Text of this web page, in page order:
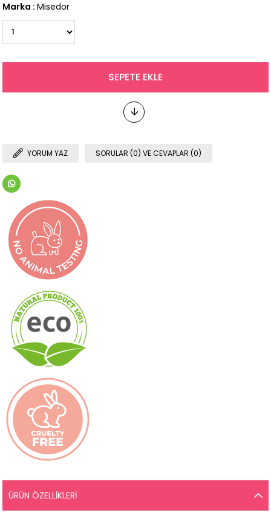
Marka : Misedor
YORUM YAZ SORULAR (0) VE CEVAPLAR (0)
ÜRÜN ÖZELLIKLERI